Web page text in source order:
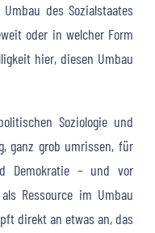
des Sozialstaates
oder in welcher Form
hier, diesen Umbau
Soziologie und
ganz grob umrissen, für
Demokratie – und vor
Ressource im Umbau
direkt an etwas an, das